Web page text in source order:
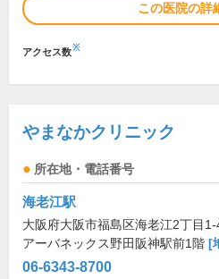
この医院の詳
アクセス数※
やまなかクリニック
所在地・電話番号
海老江駅
大阪府大阪市福島区海老江2丁目1-
アーバネックス野田阪神駅前1階 [
06-6343-8700